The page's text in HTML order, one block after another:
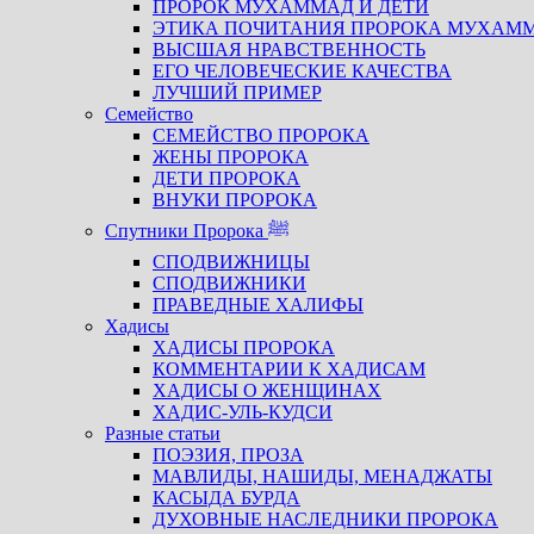
ПРОРОК МУХАММАД И ДЕТИ
ЭТИКА ПОЧИТАНИЯ ПРОРОКА
ВЫСШАЯ НРАВСТВЕННОСТЬ
ЕГО ЧЕЛОВЕЧЕСКИЕ КАЧЕСТВА
ЛУЧШИЙ ПРИМЕР
Семейство
СЕМЕЙСТВО ПРОРОКА
ЖЕНЫ ПРОРОКА
ДЕТИ ПРОРОКА
ВНУКИ ПРОРОКА
Спутники Пророка ﷺ
СПОДВИЖНИЦЫ
СПОДВИЖНИКИ
ПРАВЕДНЫЕ ХАЛИФЫ
Хадисы
ХАДИСЫ ПРОРОКА
КОММЕНТАРИИ К ХАДИСАМ
ХАДИСЫ О ЖЕНЩИНАХ
ХАДИС-УЛЬ-КУДСИ
Разные статьи
ПОЭЗИЯ, ПРОЗА
МАВЛИДЫ, НАШИДЫ, МЕНАДЖАТЫ
КАСЫДА БУРДА
ДУХОВНЫЕ НАСЛЕДНИКИ ПРОРОКА